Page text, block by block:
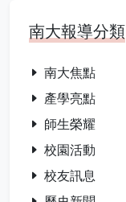
南大報導分類
南大焦點
產學亮點
師生榮耀
校園活動
校友訊息